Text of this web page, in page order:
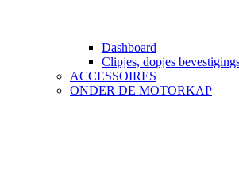
Dashboard
Clipjes, dopjes
ACCESSOIRES
ONDER DE MOTORKAP